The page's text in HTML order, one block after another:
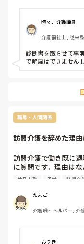
やる気あるんですか
この方
今子どもが熱出した
また自分自身に移る
時々、介護職員
介護福祉士, 従来
診断書を取らせて事
で解雇はできません
職場・人間関係
訪問介護を辞めた理
訪問介護で働き既に
に質問です。理由は
いの期間で辞められま
転職し間もなく1年が
す)色んな事があり、
を知らない為決断が
なくなって来ている
休日出勤 子供 訪問介
たまご
介護職・ヘルパー, 介
おつき